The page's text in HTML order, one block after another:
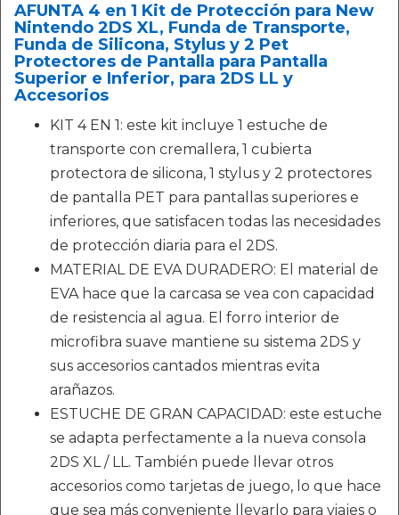
AFUNTA 4 en 1 Kit de Protección para New
Nintendo 2DS XL, Funda de Transporte,
Funda de Silicona, Stylus y 2 Pet
Protectores de Pantalla para Pantalla
Superior e Inferior, para 2DS LL y
Accesorios
KIT 4 EN 1: este kit incluye 1 estuche de
transporte con cremallera, 1 cubierta
protectora de silicona, 1 stylus y 2 protectores
de pantalla PET para pantallas superiores e
inferiores, que satisfacen todas las necesidades
de protección diaria para el 2DS.
MATERIAL DE EVA DURADERO: El material de
EVA hace que la carcasa se vea con capacidad
de resistencia al agua. El forro interior de
microfibra suave mantiene su sistema 2DS y
sus accesorios cantados mientras evita
arañazos.
ESTUCHE DE GRAN CAPACIDAD: este estuche
se adapta perfectamente a la nueva consola
2DS XL / LL. También puede llevar otros
accesorios como tarjetas de juego, lo que hace
que sea más conveniente llevarlo para viajes o